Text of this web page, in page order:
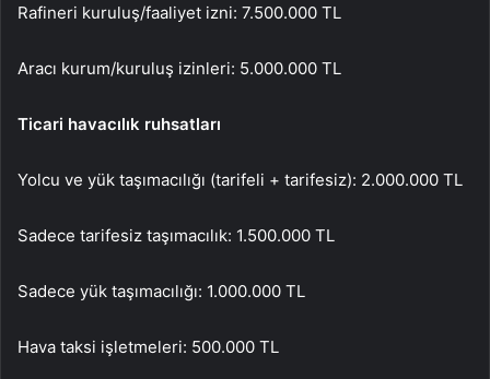
Rafineri kuruluş/faaliyet izni: 7.500.000 TL
Aracı kurum/kuruluş izinleri: 5.000.000 TL
Ticari havacılık ruhsatları
Yolcu ve yük taşımacılığı (tarifeli + tarifesiz): 2.000.000 TL
Sadece tarifesiz taşımacılık: 1.500.000 TL
Sadece yük taşımacılığı: 1.000.000 TL
Hava taksi işletmeleri: 500.000 TL